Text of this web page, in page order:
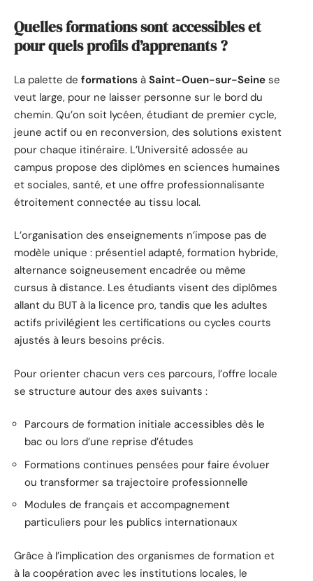
Quelles formations sont accessibles et
pour quels profils d’apprenants ?
La palette de formations à Saint-Ouen-sur-Seine se
veut large, pour ne laisser personne sur le bord du
chemin. Qu’on soit lycéen, étudiant de premier cycle,
jeune actif ou en reconversion, des solutions existent
pour chaque itinéraire. L’Université adossée au
campus propose des diplômes en sciences humaines
et sociales, santé, et une offre professionnalisante
étroitement connectée au tissu local.
L’organisation des enseignements n’impose pas de
modèle unique : présentiel adapté, formation hybride,
alternance soigneusement encadrée ou même
cursus à distance. Les étudiants visent des diplômes
allant du BUT à la licence pro, tandis que les adultes
actifs privilégient les certifications ou cycles courts
ajustés à leurs besoins précis.
Pour orienter chacun vers ces parcours, l’offre locale
se structure autour des axes suivants :
Parcours de formation initiale accessibles dès le
bac ou lors d’une reprise d’études
Formations continues pensées pour faire évoluer
ou transformer sa trajectoire professionnelle
Modules de français et accompagnement
particuliers pour les publics internationaux
Grâce à l’implication des organismes de formation et
à la coopération avec les institutions locales, le